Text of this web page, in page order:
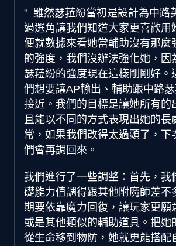
雖然瑟菈紛當初是設計為中路
過選角讓我們知道大家更喜歡用
便就數據來看她當輔助沒有那麼
的強度，我們沒辦法強化她，因
瑟菈紛的強度現在這樣剛剛好。
們想要讓AP輸出、輔助跟中路
接近。我們的目標是讓她所有的
且能以不同的方式表現出她的長
常，如果我們改得太過頭了，下
們會再調回來。
我們進行了一些調整：首先，我
礎能力值調得跟其他附魔師差不
期要依靠魔力回復，讓玩家更願
或是其他類似的輔助道具。把她
從生命移到物防，她就更能搭配